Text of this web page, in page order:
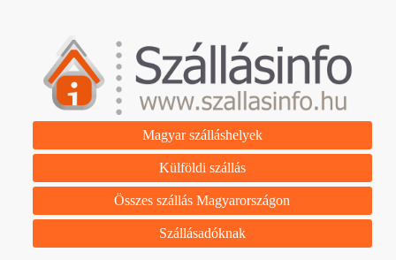
Magyar szálláshelyek
Külföldi szállás
Összes szállás Magyarországon
Szállásadóknak